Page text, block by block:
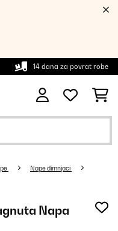
14 dana za povrat robe
Nape dimnjaci
Napa